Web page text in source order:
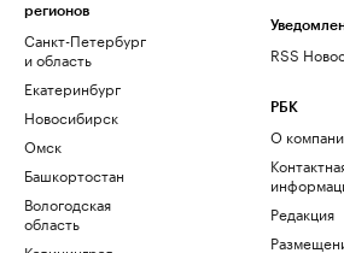
регионов
Санкт-Петербург
и область
Екатеринбург
Новосибирск
Омск
Башкортостан
Вологодская
область
RSS
РБК
О
Редакция